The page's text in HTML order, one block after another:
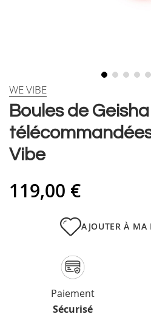
Skip
the
beginning
the
images
Boules de Geisha
Vibe
WE VIBE
119,00 €
AJOUTER À MA
Paiement
Sécurisé